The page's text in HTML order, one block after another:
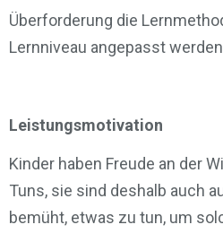
Überforderung die
Lernniveau angepasst
Leistungsmotivation
Kinder haben Freude an der
Tuns, sie sind deshalb auch
bemüht, etwas zu tun, um